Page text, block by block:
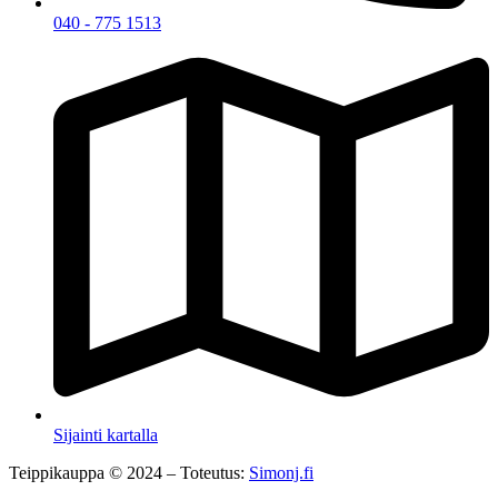
040 - 775 1513
Sijainti kartalla
Teippikauppa © 2024 – Toteutus: Simonj.fi